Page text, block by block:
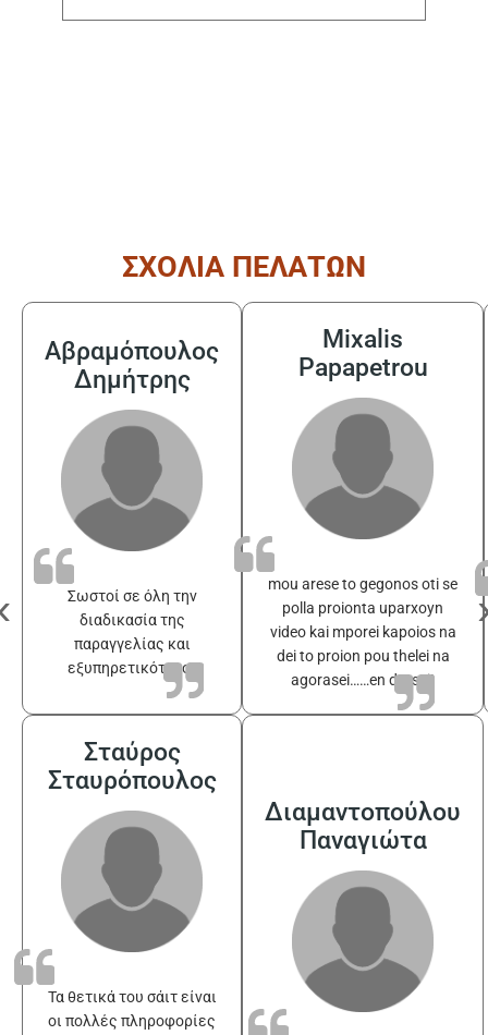
ΣΧΟΛΙΑ ΠΕΛΑΤΩΝ
Αβραμόπουλος
Δημήτρης
Σωστοί σε όλη την
διαδικασία της
παραγγελίας και
εξυπηρετικότατοι
Mixalis
Papapetrou
mou arese to gegonos oti se
polla proionta uparxoyn
video kai mporei kapoios na
dei to proion pou thelei na
agorasei……en drasei!
Σταύρος
Σταυρόπουλος
Τα θετικά του σάιτ είναι
οι πολλές πληροφορίες
Διαμαντοπούλου
Παναγιώτα